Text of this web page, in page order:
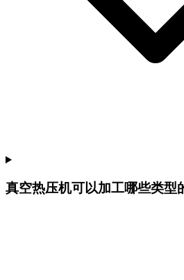
真空热压机可以加工哪些类型